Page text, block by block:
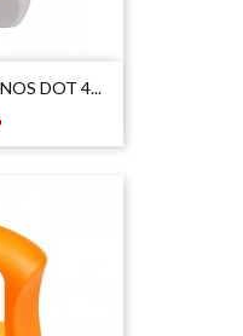
DOT 4...